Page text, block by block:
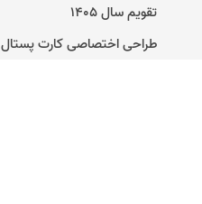
تقویم سال ۱۴۰۵
طراحی اختصاصی کارت پستال